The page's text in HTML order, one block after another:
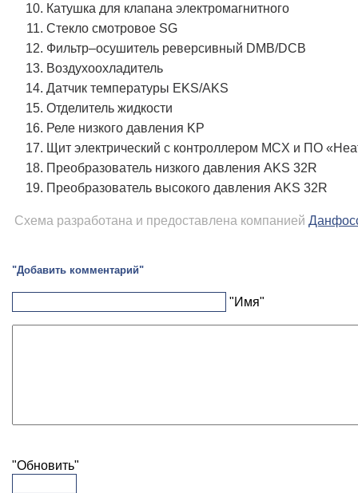
Катушка для клапана электромагнитного
Стекло смотровое SG
Фильтр–осушитель реверсивный DMB/DCB
Воздухоохладитель
Датчик температуры EKS/AKS
Отделитель жидкости
Реле низкого давления KP
Щит электрический с контроллером MCX и ПО
Преобразователь низкого давления AKS 32R
Преобразователь высокого давления AKS 32R
Схема разработана и предоставлена компанией
"Добавить комментарий"
"Имя"
"Обновить"